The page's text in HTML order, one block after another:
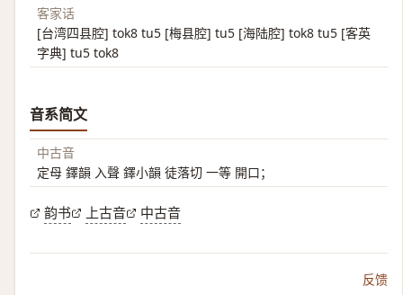
客家话
[台湾四县腔] tok8 tu5 [梅县腔] tu5 [海陆腔] tok8 tu5 [客英
字典] tu5 tok8
音系简文
中古音
定母 鐸韻 入聲 鐸小韻 徒落切 一等 開口；
韵书 上古音 中古音
反馈